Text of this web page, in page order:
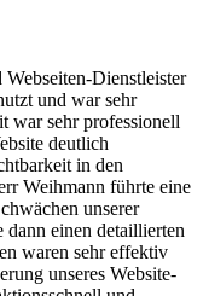
Dienstleister
und war sehr
war sehr professionell
deutlich
in den
Weihmann führte eine
unserer
einen detaillierten
waren sehr effektiv
unseres Website-